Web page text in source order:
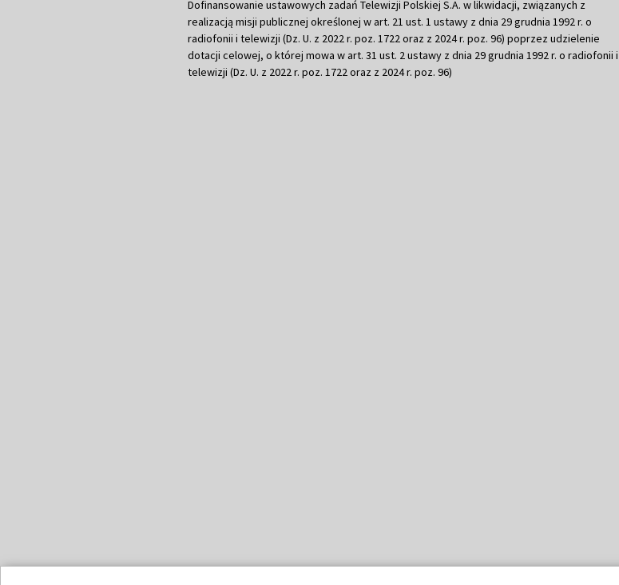
Dofinansowanie ustawowych zadań Telewizji Polskiej S.A. w likwidacji, związanych z
realizacją misji publicznej określonej w art. 21 ust. 1 ustawy z dnia 29 grudnia 1992 r. o
radiofonii i telewizji (Dz. U. z 2022 r. poz. 1722 oraz z 2024 r. poz. 96) poprzez udzielenie
dotacji celowej, o której mowa w art. 31 ust. 2 ustawy z dnia 29 grudnia 1992 r. o radiofonii i
telewizji (Dz. U. z 2022 r. poz. 1722 oraz z 2024 r. poz. 96)